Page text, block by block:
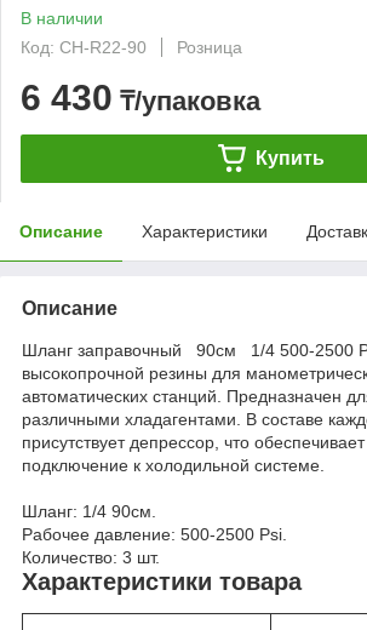
В наличии
Код: CH-R22-90
Розница
6 430 ₸/упаковка
Купить
Описание Характеристики
Описание
Шланг заправочный 90см 1/4 500-2500
высокопрочной резины для
автоматических станций. Предназначен
различными хладагентами. В составе
присутствует депрессор, что
подключение к холодильной системе.
Шланг: 1/4 90см.
Рабочее давление: 500-2500 Psi.
Количество: 3 шт.
Характеристики товара